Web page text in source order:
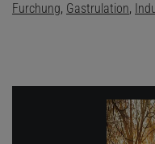
Furchung, Gastrulation,